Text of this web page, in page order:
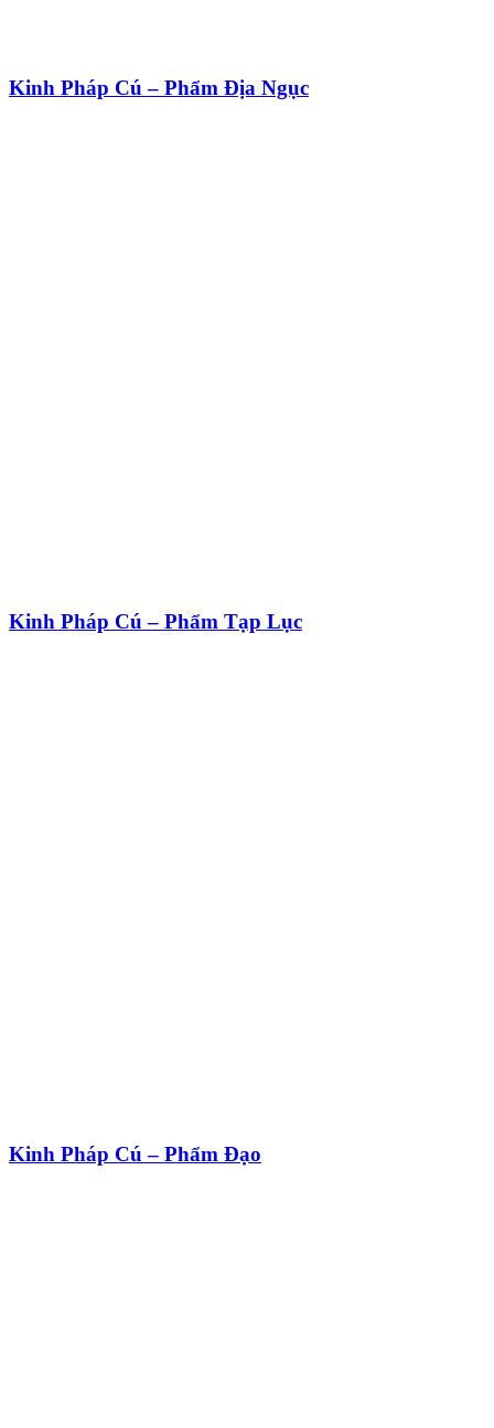
Kinh Pháp Cú – Phẩm Địa Ngục
Kinh Pháp Cú – Phẩm Tạp Lục
Kinh Pháp Cú – Phẩm Đạo